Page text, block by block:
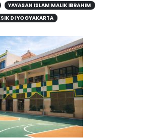
YAYASAN ISLAM MALIK IBRAHIM
DI YOGYAKARTA